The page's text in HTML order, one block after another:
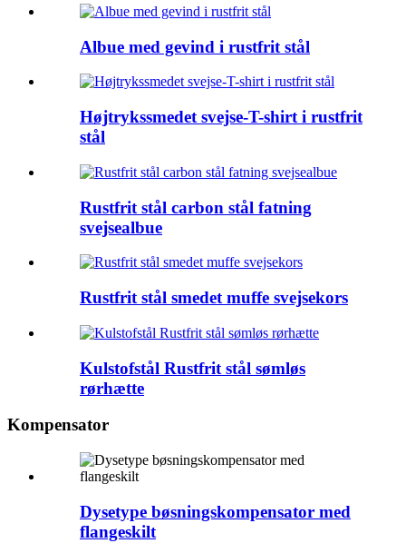
Albue med gevind i rustfrit stål
Højtrykssmedet svejse-T-shirt i rustfrit
stål
Rustfrit stål carbon stål fatning
svejsealbue
Rustfrit stål smedet muffe svejsekors
Kulstofstål Rustfrit stål sømløs
rørhætte
Kompensator
Dysetype bøsningskompensator med
flangeskilt